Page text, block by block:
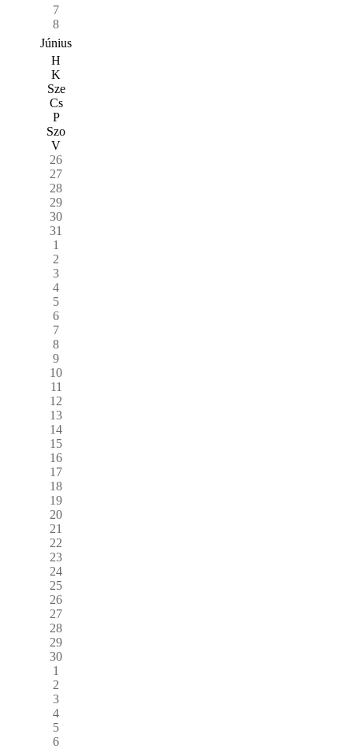
7
8
Június
H
K
Sze
Cs
P
Szo
V
26
27
28
29
30
31
1
2
3
4
5
6
7
8
9
10
11
12
13
14
15
16
17
18
19
20
21
22
23
24
25
26
27
28
29
30
1
2
3
4
5
6